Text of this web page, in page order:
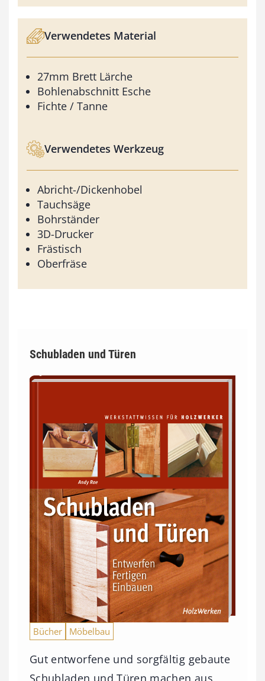
Verwendetes Material
27mm Brett Lärche
Bohlenabschnitt Esche
Fichte / Tanne
Verwendetes Werkzeug
Abricht-/Dickenhobel
Tauchsäge
Bohrständer
3D-Drucker
Frästisch
Oberfräse
Schubladen und Türen
Bücher Möbelbau
Gut entworfene und sorgfältig gebaute
Schubladen und Türen machen aus